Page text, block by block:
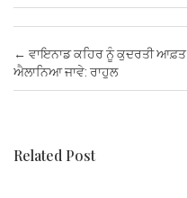
ce
b
o
tt
er
ail at
s
Post navigation
← ਵਾਇਨਾਡ ਕਹਿਰ ਨੂੰ ਕੁਦਰਤੀ ਆਫ਼ਤ
ਐਲਾਨਿਆ ਜਾਵੇ: ਰਾਹੁਲ
Related Post